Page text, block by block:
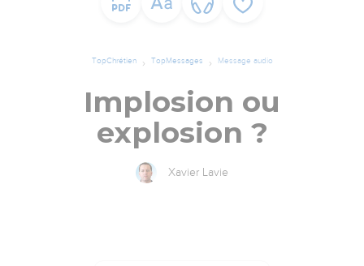
TopChrétien TopMessages Message audio
Implosion ou
explosion ?
Xavier Lavie